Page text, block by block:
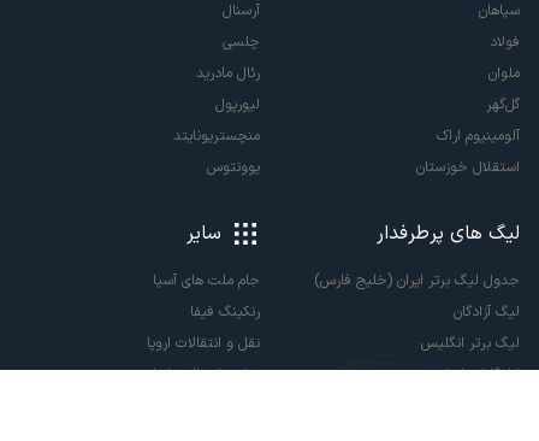
سپاهان
فولاد
ملوان
گل‌گهر
آلومینیوم اراک
استقلال خوزستان
آرسنال
چلسی
رئال مادرید
لیورپول
منچستریونایتد
یوونتوس
لیگ های پرطرفدار
جدول لیگ برتر ایران (خلیج فارس)
لیگ آزادگان
لیگ برتر انگلیس
لالیگا اسپانیا
سایر
جام ملت های آسیا
رنکینگ فیفا
نقل و انتقالات اروپا
نقل و انتقالات ایران